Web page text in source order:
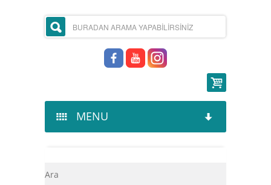
MENU
Ürünlerimiz
Ara